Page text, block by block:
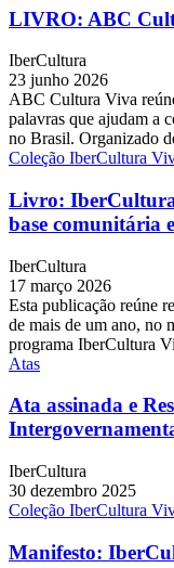
LIVRO: ABC
IberCultura
23 junho 2026
ABC Cultura Viva
palavras que ajudam a
no Brasil. Organizado
Coleção IberCultura
Livro:
base comunitária
IberCultura
17 março 2026
Esta publicação reúne
de mais de um ano, no
programa IberCultura
Atas
Ata assinada e
IberCultura
30 dezembro 2025
Coleção IberCultura
Manifesto: